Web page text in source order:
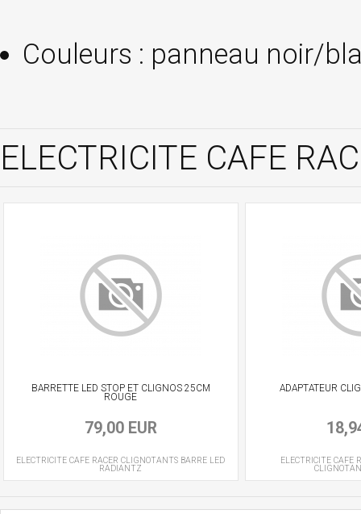
Couleurs : panneau noir/
ELECTRICITE CAFE
BARRETTE LED STOP ET CLIGNOS 25CM
ROUGE
79,00 EUR
ELECTRICITE CAFE RACER CLIGNOTANTS BARRE LED
RADIANTZ
ADAPTATEUR
ELECTRICITE CAFE